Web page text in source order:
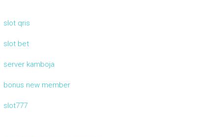
slot qris
slot bet
server kamboja
bonus new member
slot777